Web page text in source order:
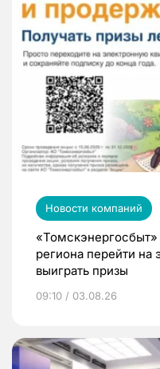
Новости компаний
региона перейти на
выиграть призы
09:10 / 03.08.26